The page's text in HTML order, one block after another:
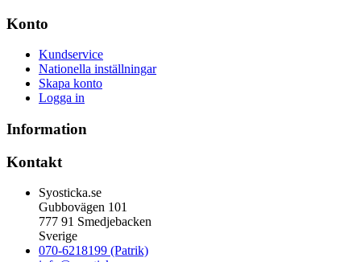
Konto
Kundservice
Nationella inställningar
Skapa konto
Logga in
Information
Kontakt
Syosticka.se
Gubbovägen 101
777 91 Smedjebacken
Sverige
070-6218199 (Patrik)